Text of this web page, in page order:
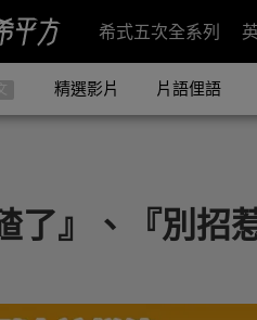
希式五次全系列
精選影片 片語俚語
了』、『別招